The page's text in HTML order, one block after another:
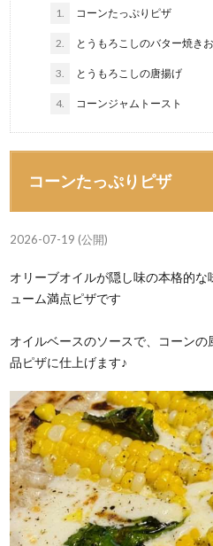
1. コーンたっぷりピザ
2. とうもろこしのバター焼き
3. とうもろこしの唐揚げ
4. コーンジャムトースト
コーンたっぷりピザ
2026-07-19 (公開)
オリーブオイルが隠し味の本格的
ューム満点ピザです
オイルベースのソースで、コーン
品ピザに仕上げます♪